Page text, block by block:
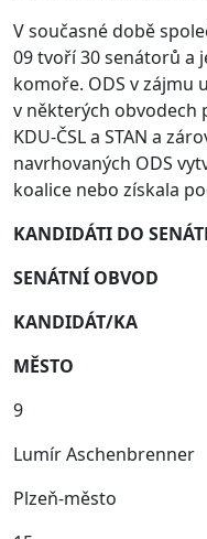
V současné době
09 tvoří 30 senátorů a
komoře. ODS v zájmu
v některých obvodech
KDU-ČSL a STAN a
navrhovaných ODS
koalice nebo získala
KANDIDÁTI DO
SENÁTNÍ OBVOD
KANDIDÁT/KA
MĚSTO
9
Lumír Aschenbrenner
Plzeň‑město